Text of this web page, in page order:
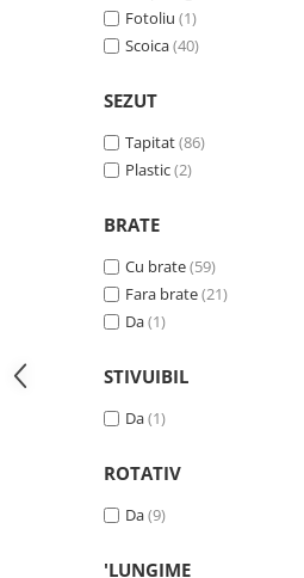
Vitrina bar / retrobar
Blaturi de masa
Blaturi din PAL
Blaturi din MDF
Blaturi din Topalit
Blaturi din lemn masiv
Blaturi din HPL Compact
Blaturi din piatra naturala si
Scaune profesionale
Scaun laborator
Fotoliu (1)
Scoica(40)
SEZUT
Tapitat(86)
Plastic(2)
BRATE
Cu brate(59)
Fara brate(21)
Da(1)
STIVUIBIL
Da(1)
ROTATIV
Da(9)
'LUNGIME